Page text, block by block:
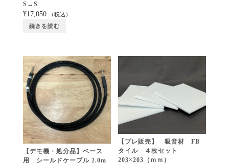
S→S
¥17,050 （税込）
続きを読む
【デモ機・処分品】ベース
用 シールドケーブル 2.0m
【プレ販売】 吸音材 FB
タイル ４枚セット
203×203（ｍｍ）